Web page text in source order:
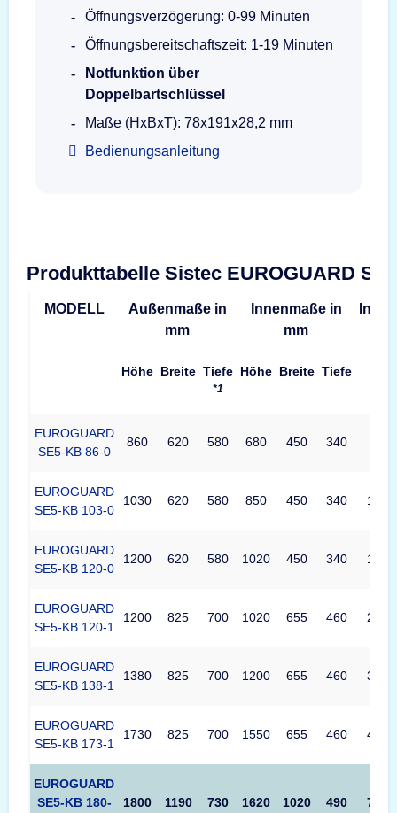
Öffnungsverzögerung: 0-99 Minuten
Öffnungsbereitschaftszeit: 1-19 Minuten
Notfunktion über
Doppelbartschlüssel
Maße (HxBxT): 78x191x28,2 mm
Bedienungsanleitung
Produkttabelle Sistec EUROGUARD
MODELL
Außenmaße in
mm
Innenmaße in
mm
Inhalt
Höhe Breite Tiefe
*1
Höhe Breite Tiefe (L)
EUROGUARD
SE5-KB 86-0
860 620 580 680 450 340
EUROGUARD
SE5-KB 103-0
1030 620 580 850 450 340 124
EUROGUARD
SE5-KB 120-0
1200 620 580 1020 450 340 149
EUROGUARD
SE5-KB 120-1
1200 825 700 1020 655 460 297
EUROGUARD
SE5-KB 138-1
1380 825 700 1200 655 460 349
EUROGUARD
SE5-KB 173-1
1730 825 700 1550 655 460 451
EUROGUARD
SE5-KB 180-
1800 1190 730 1620 1020 490 735